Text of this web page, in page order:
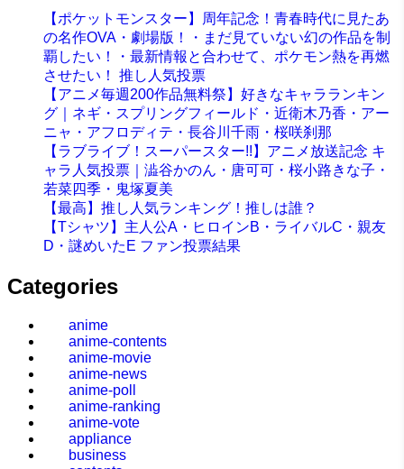
【ポケットモンスター】周年記念！青春時代に見たあ
の名作OVA・劇場版！・まだ見ていない幻の作品を制
覇したい！・最新情報と合わせて、ポケモン熱を再燃
させたい！ 推し人気投票
【アニメ毎週200作品無料祭】好きなキャラランキン
グ｜ネギ・スプリングフィールド・近衛木乃香・アー
ニャ・アフロディテ・長谷川千雨・桜咲刹那
【ラブライブ！スーパースター!!】アニメ放送記念 キ
ャラ人気投票｜澁谷かのん・唐可可・桜小路きな子・
若菜四季・鬼塚夏美
【最高】推し人気ランキング！推しは誰？
【Tシャツ】主人公A・ヒロインB・ライバルC・親友
D・謎めいたE ファン投票結果
Categories
anime
anime-contents
anime-movie
anime-news
anime-poll
anime-ranking
anime-vote
appliance
business